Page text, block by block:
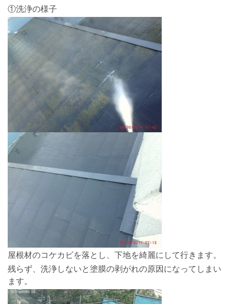
①洗浄の様子
屋根材のコケカビを落とし、下地を綺麗にして行きます。
残らず、洗浄しないと塗膜の剥がれの原因になってしまい
ます。